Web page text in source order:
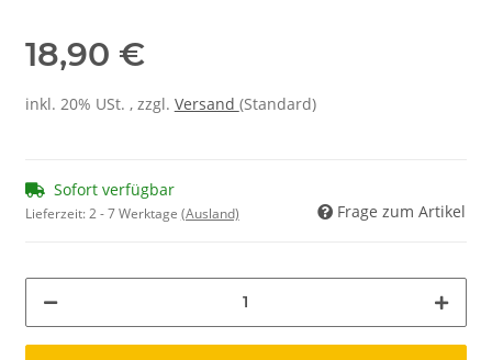
18,90 €
inkl. 20% USt. , zzgl. Versand (Standard)
Sofort verfügbar
Lieferzeit:2 - 7 Werktage (Ausland) Frage zum Artikel